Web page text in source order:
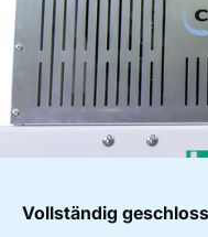
Vollständig